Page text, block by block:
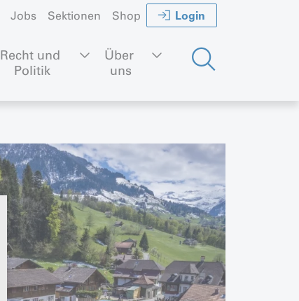
Jobs Sektionen Shop Login
Recht und
Politik
Über
uns